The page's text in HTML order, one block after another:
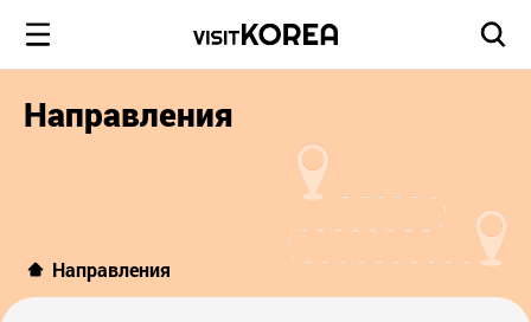
Направления
Направления